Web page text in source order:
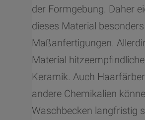
der Formgebung. Daher
dieses Material
Maßanfertigungen.
Material
Keramik. Auch
andere Chemikalien
Waschbecken langfristig